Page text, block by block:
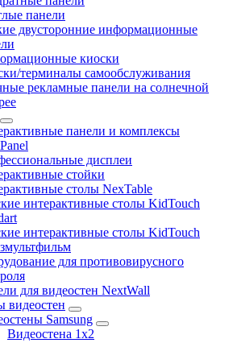
панели
двусторонние информационные
киоски
терминалы самообслуживания
рекламные панели на солнечной
панели и комплексы
дисплеи
стойки
столы NexTable
интерактивные столы KidTouch
интерактивные столы KidTouch
для противовирусного
для видеостен NextWall
видеостен
Samsung
Видеостена 1x2